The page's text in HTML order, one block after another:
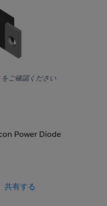
ご確認ください
Power Diode
共有する